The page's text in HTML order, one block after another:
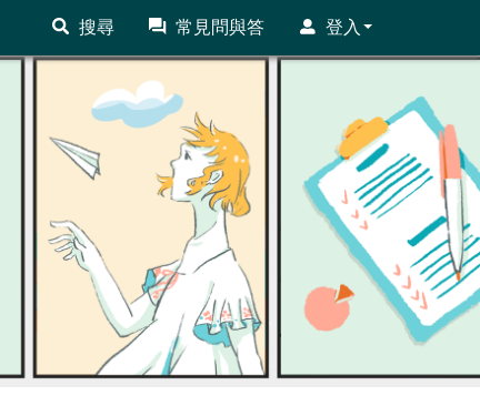
搜尋 常見問與答 登入